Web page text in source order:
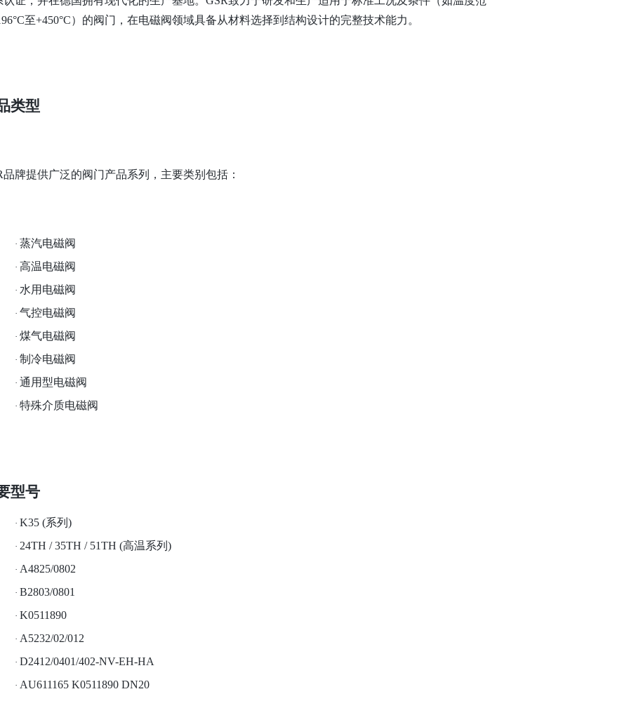
至+450°C）的阀门，在电磁阀领域具备从材料选择到结构设计的完整技术能力。
类型
品牌提供广泛的阀门产品系列，主要类别包括：
· 蒸汽电磁阀
· 高温电磁阀
· 水用电磁阀
· 气控电磁阀
· 煤气电磁阀
· 制冷电磁阀
· 通用型电磁阀
· 特殊介质电磁阀
型号
· K35 (系列)
· 24TH / 35TH / 51TH (高温系列)
· A4825/0802
· B2803/0801
· K0511890
· A5232/02/012
· D2412/0401/402-NV-EH-HA
· AU611165 K0511890 DN20